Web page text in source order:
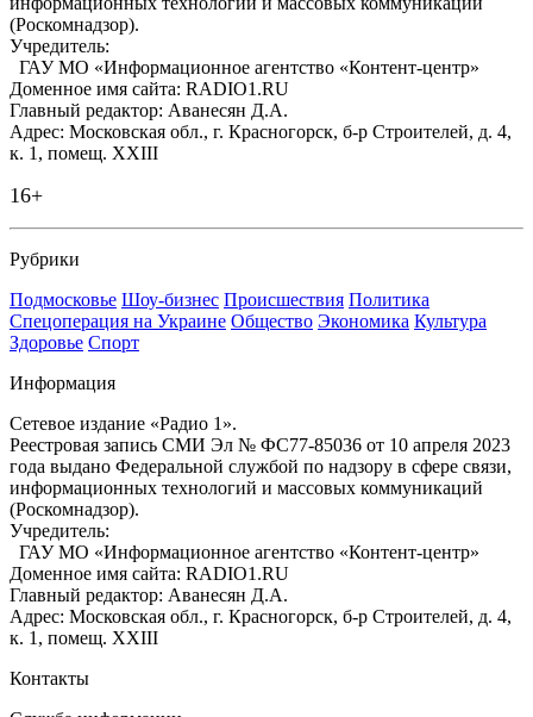
(Роскомнадзор).
Учредитель:
ГАУ МО «Информационное агентство «Контент-центр»
Доменное имя сайта: RADIO1.RU
Главный редактор: Аванесян Д.А.
Адрес: Московская обл., г. Красногорск, б-р Строителей, д. 4,
к. 1, помещ. XXIII
16+
Рубрики
Подмосковье Шоу-бизнес Происшествия Политика
Спецоперация на Украине Общество Экономика Культура
Здоровье Спорт
Информация
Сетевое издание «Радио 1».
Реестровая запись СМИ Эл № ФС77-85036 от 10 апреля 2023
года выдано Федеральной службой по надзору в сфере связи,
информационных технологий и массовых коммуникаций
(Роскомнадзор).
Учредитель:
ГАУ МО «Информационное агентство «Контент-центр»
Доменное имя сайта: RADIO1.RU
Главный редактор: Аванесян Д.А.
Адрес: Московская обл., г. Красногорск, б-р Строителей, д. 4,
к. 1, помещ. XXIII
Контакты